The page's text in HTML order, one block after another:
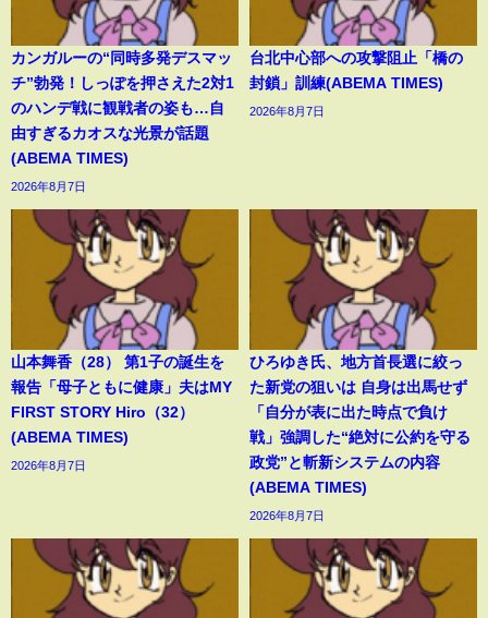
カンガルーの“同時多発デスマッ
チ”勃発！しっぽを押さえた2対1
のハンデ戦に観戦者の姿も…自
由すぎるカオスな光景が話題
(ABEMA TIMES)
2026年8月7日
台北中心部への攻撃阻止「橋の
封鎖」訓練(ABEMA TIMES)
2026年8月7日
山本舞香（28） 第1子の誕生を
報告「母子ともに健康」夫はMY
FIRST STORY Hiro（32）
(ABEMA TIMES)
2026年8月7日
ひろゆき氏、地方首長選に絞っ
た新党の狙いは 自身は出馬せず
「自分が表に出た時点で負け
戦」強調した“絶対に公約を守る
政党”と斬新システムの内容
(ABEMA TIMES)
2026年8月7日